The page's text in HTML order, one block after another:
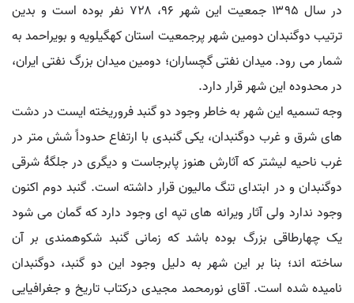
در سال ۱۳۹۵ جمعیت این شهر ۹۶، ۷۲۸ نفر بوده است و بدین
ترتیب دوگنبدان دومین شهر پرجمعیت استان کهگیلویه و بویراحمد به
شمار می رود. میدان نفتی گچساران؛ دومین میدان بزرگ نفتی ایران،
در محدوده این شهر قرار دارد.
وجه تسمیه این شهر به خاطر وجود دو گنبد فروریخته ایست در دشت
های شرق و غرب دوگنبدان، یکی گنبدی با ارتفاع حدوداً شش متر در
غرب ناحیه لیشتر که آثارش هنوز پابرجاست و دیگری در جلگۀ شرقی
دوگنبدان و در ابتدای تنگ مالیون قرار داشته است. گنبد دوم اکنون
وجود ندارد ولی آثار ویرانه های تپه ای وجود دارد که گمان می شود
یک چهارطاقی بزرگ بوده باشد که زمانی گنبد شکوهمندی بر آن
ساخته اند؛ بنا بر این شهر به دلیل وجود این دو گنبد، دوگنبدان
نامیده شده است. آقای نورمحمد مجیدی درکتاب تاریخ و جغرافیایی